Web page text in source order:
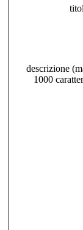
descrizione
1000